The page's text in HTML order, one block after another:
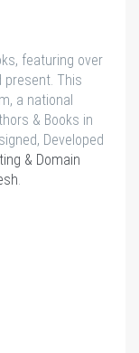
featuring over
present. This
a national
& Books in
Developed
& Domain